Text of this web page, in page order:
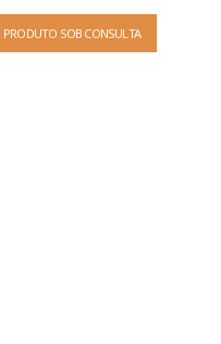
PRODUTO SOB CONSULTA